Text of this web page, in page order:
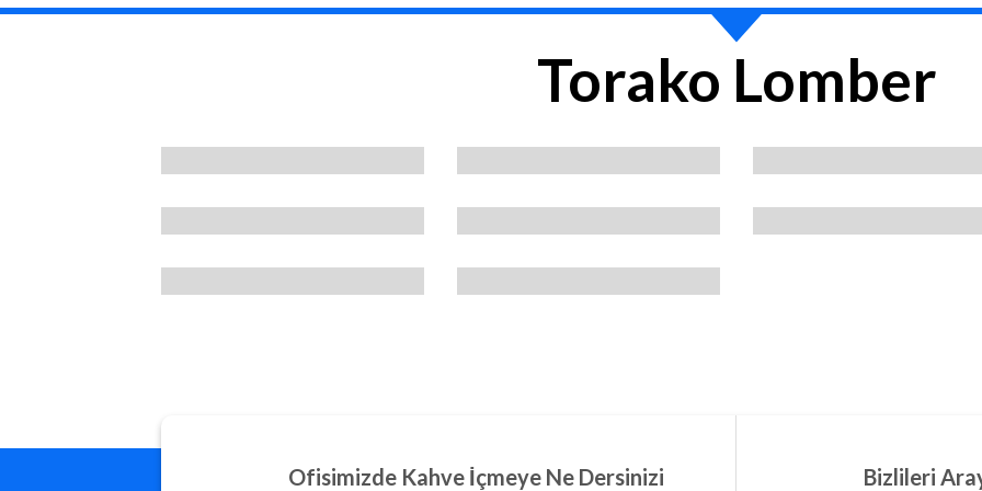
Torako Lomber
Ofisimizde Kahve İçmeye Ne Dersinizi Bizlileri